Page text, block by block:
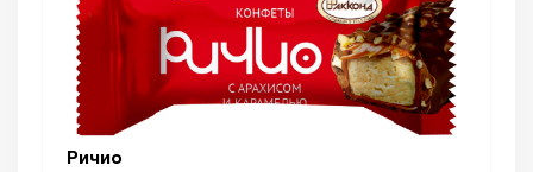
Ричио